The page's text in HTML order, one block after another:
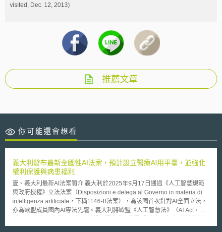
visited, Dec. 12, 2013)
推薦文章
你可能還會想看
義大利發布最新全國性AI法案，預計設立醫療AI用平臺，並強化
權利保護與病患福利
壹、義大利最新AI法案簡介 義大利於2025年9月17日通過《人工智慧規範
與政府授權》立法法案（Disposizioni e delega al Governo in materia di
intelligenza artificiale，下稱1146‑B法案），為該國首次針對AI全面立法，
亦為歐盟成員國內AI專法先驅。義大利將歐盟《人工智慧法》（AI Act，下
並兼顧國家安全與資料治理，本法採「雙主管機關制」，由隸屬於總理府